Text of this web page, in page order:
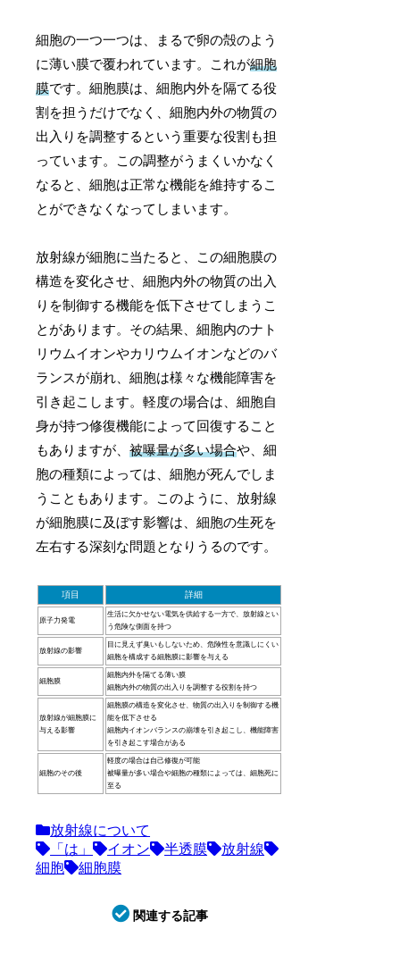
細胞の一つ一つは、まるで卵の殻のよう
に薄い膜で覆われています。これが細胞
膜です。細胞膜は、細胞内外を隔てる役
割を担うだけでなく、細胞内外の物質の
出入りを調整するという重要な役割も担
っています。この調整がうまくいかなく
なると、細胞は正常な機能を維持するこ
とができなくなってしまいます。
放射線が細胞に当たると、この細胞膜の
構造を変化させ、細胞内外の物質の出入
りを制御する機能を低下させてしまうこ
とがあります。その結果、細胞内のナト
リウムイオンやカリウムイオンなどのバ
ランスが崩れ、細胞は様々な機能障害を
引き起こします。軽度の場合は、細胞自
身が持つ修復機能によって回復すること
もありますが、被曝量が多い場合や、細
胞の種類によっては、細胞が死んでしま
うこともあります。このように、放射線
が細胞膜に及ぼす影響は、細胞の生死を
左右する深刻な問題となりうるのです。
項目 詳細
原子力発電
生活に欠かせない電気を供給する一方で、放射線とい
う危険な側面を持つ
放射線の影響
目に見えず臭いもしないため、危険性を意識しにくい
細胞を構成する細胞膜に影響を与える
細胞膜
細胞内外を隔てる薄い膜
細胞内外の物質の出入りを調整する役割を持つ
放射線が細胞膜に
与える影響
細胞膜の構造を変化させ、物質の出入りを制御する機
能を低下させる
細胞内イオンバランスの崩壊を引き起こし、機能障害
を引き起こす場合がある
細胞のその後
軽度の場合は自己修復が可能
被曝量が多い場合や細胞の種類によっては、細胞死に
至る
放射線について
「は」
イオン 半透膜
放射線
細胞
細胞膜
関連する記事